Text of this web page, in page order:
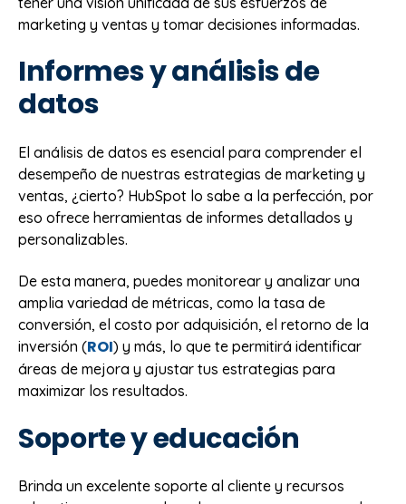
marketing y ventas y tomar decisiones informadas.
Informes y análisis de
datos
El análisis de datos es esencial para comprender el
desempeño de nuestras estrategias de marketing y
ventas, ¿cierto? HubSpot lo sabe a la perfección, por
eso ofrece herramientas de informes detallados y
personalizables.
De esta manera, puedes monitorear y analizar una
amplia variedad de métricas, como la tasa de
conversión, el costo por adquisición, el retorno de la
inversión (ROI) y más, lo que te permitirá identificar
áreas de mejora y ajustar tus estrategias para
maximizar los resultados.
Soporte y educación
Brinda un excelente soporte al cliente y recursos